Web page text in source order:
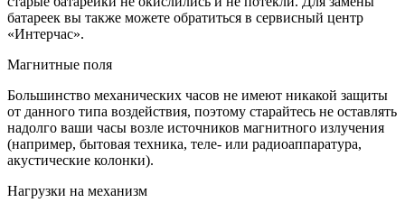
батареек вы также можете обратиться в сервисный центр
«Интерчас».
Магнитные поля
Большинство механических часов не имеют никакой защиты
от данного типа воздействия, поэтому старайтесь не оставлять
надолго ваши часы возле источников магнитного излучения
(например, бытовая техника, теле- или радиоаппаратура,
акустические колонки).
Нагрузки на механизм